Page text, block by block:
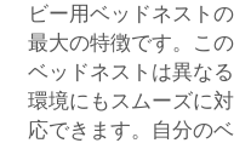
ビー用ベッドネストの
最大の特徴です。この
ベッドネストは異なる
環境にもスムーズに対
応できます。自分のベ